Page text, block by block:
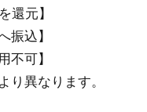
還元】
振込】
不可】
異なります。